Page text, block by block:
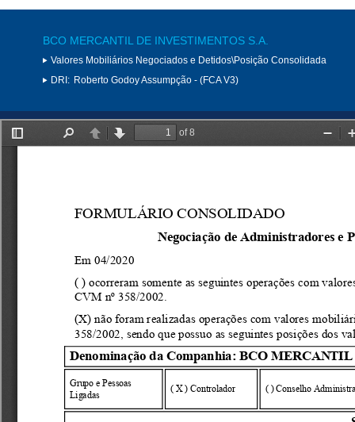
BCO MERCANTIL DE INVESTIMENTOS S.A.
Valores Mobiliários Negociados e Detidos\Posição Consolidada
DRI: Roberto Godoy Assumpção - (FCA V3)